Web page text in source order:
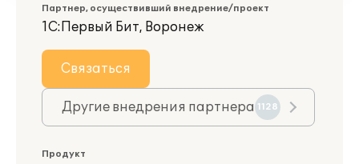
Партнер, осуществивший внедрение/проект
1С:Первый Бит, Воронеж
Связаться
Другие внедрения партнера 1128
Продукт